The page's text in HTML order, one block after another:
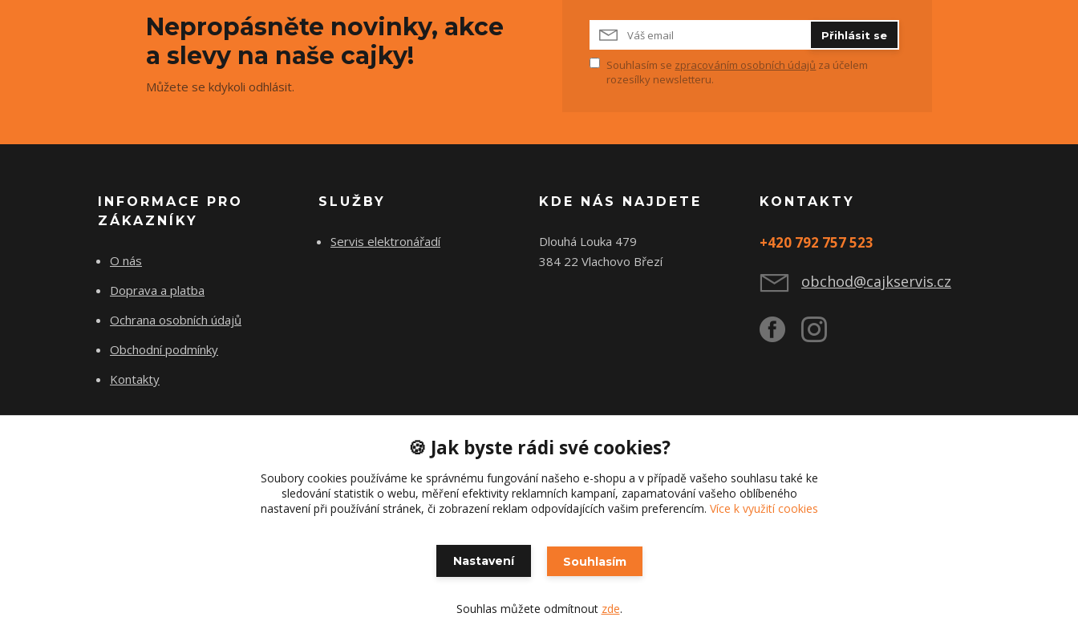
Nepropásněte novinky, akce
a slevy na naše cajky!
Můžete se kdykoli odhlásit.
Přihlásit se
Souhlasím se zpracováním osobních údajů za účelem
rozesílky newsletteru.
INFORMACE PRO
ZÁKAZNÍKY
O nás
Doprava a platba
Ochrana osobních údajů
Obchodní podmínky
Kontakty
SLUŽBY
Servis elektronářadí
KDE NÁS NAJDETE
Dlouhá Louka 479
384 22 Vlachovo Březí
KONTAKTY
+420 792 757 523
obchod@cajkservis.cz
Copyright © 2021 Cajk servis Profortel
🍪 Jak byste rádi své cookies?
Soubory cookies používáme ke správnému fungování našeho e-shopu a v případě vašeho souhlasu také ke
sledování statistik o webu, měření efektivity reklamních kampaní, zapamatování vašeho oblíbeného
nastavení při používání stránek, či zobrazení reklam odpovídajících vašim preferencím. Více k využití cookies
Nastavení Souhlasím
Souhlas můžete odmítnout zde.